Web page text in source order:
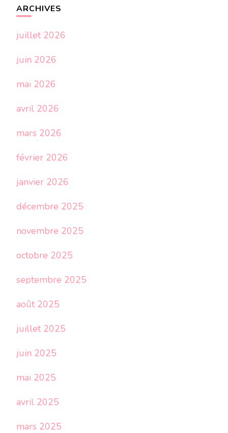
ARCHIVES
juillet 2026
juin 2026
mai 2026
avril 2026
mars 2026
février 2026
janvier 2026
décembre 2025
novembre 2025
octobre 2025
septembre 2025
août 2025
juillet 2025
juin 2025
mai 2025
avril 2025
mars 2025